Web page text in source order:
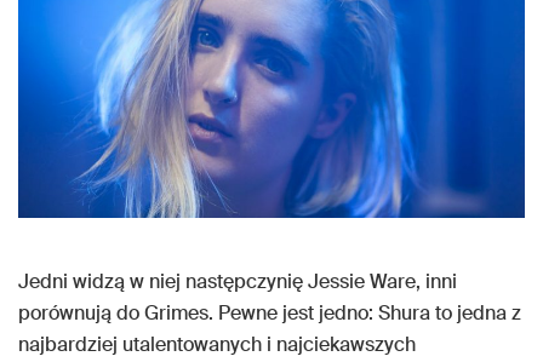
Jedni widzą w niej następczynię Jessie Ware, inni
porównują do Grimes. Pewne jest jedno: Shura to jedna z
najbardziej utalentowanych i najciekawszych